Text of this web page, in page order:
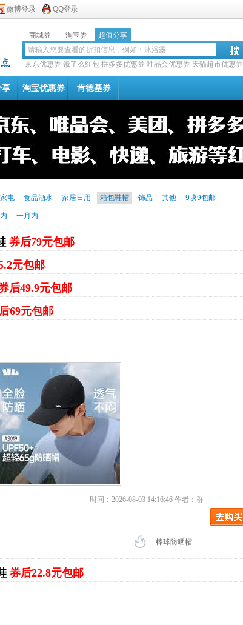
微博登录 QQ登录
商城券 淘宝券 超值分享
京东优惠券 饿了么红包 拼多多优惠券 唯品会优惠券 天猫超市优惠券
享 淘宝优惠券 肯德基券
电 食品酒水 家居日用 箱包鞋帽 饰品 其他 9块9包邮
一月内
券后79元包邮
元包邮
后49.9元包邮
69元包邮
时间：2026-08-03 14:16:46 作者：群
棒球防晒帽
券后22.8元包邮